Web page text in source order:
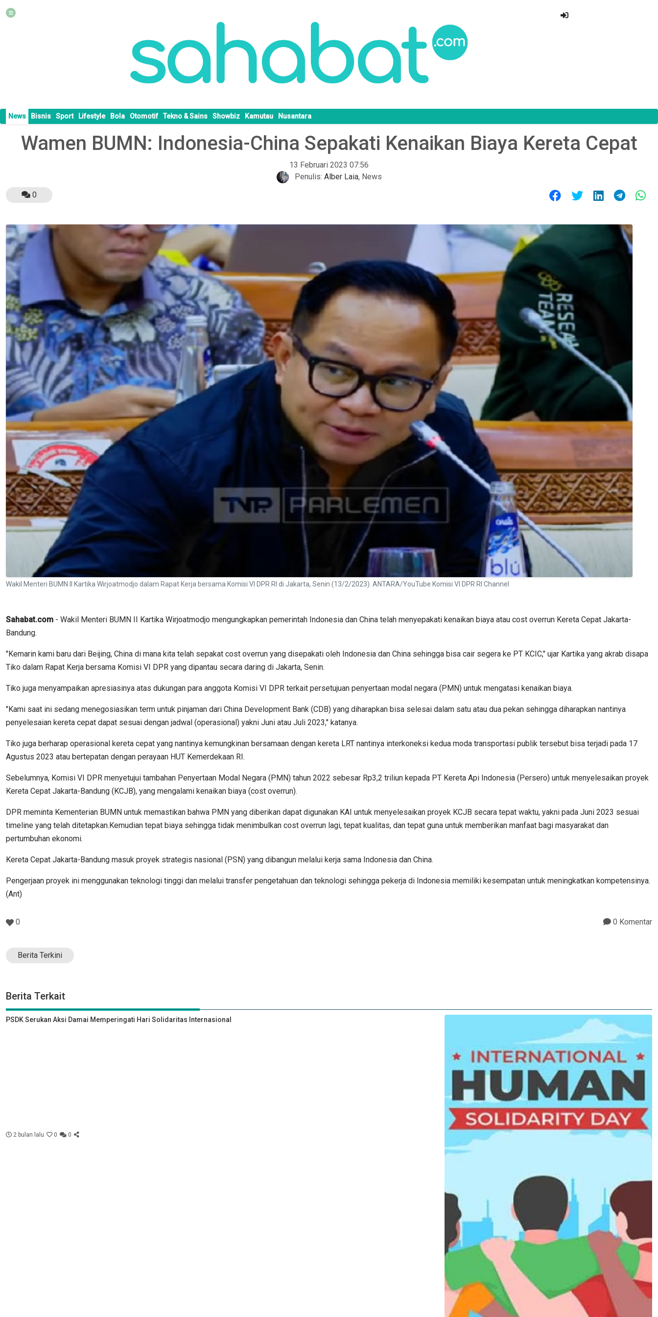
News Bisnis Sport Lifestyle Bola Otomotif Tekno & Sains Showbiz Kamutau Nusantara
Wamen BUMN: Indonesia-China Sepakati Kenaikan Biaya Kereta Cepat
13 Februari 2023 07:56
Penulis: Alber Laia, News
0
Wakil Menteri BUMN II Kartika Wirjoatmodjo dalam Rapat Kerja bersama Komisi VI DPR RI di Jakarta, Senin (13/2/2023). ANTARA/YouTube Komisi VI DPR RI Channel
Sahabat.com - Wakil Menteri BUMN II Kartika Wirjoatmodjo mengungkapkan pemerintah Indonesia dan China telah menyepakati kenaikan biaya atau cost overrun Kereta Cepat Jakarta-
Bandung.
"Kemarin kami baru dari Beijing, China di mana kita telah sepakat cost overrun yang disepakati oleh Indonesia dan China sehingga bisa cair segera ke PT KCIC," ujar Kartika yang akrab disapa
Tiko dalam Rapat Kerja bersama Komisi VI DPR yang dipantau secara daring di Jakarta, Senin.
Tiko juga menyampaikan apresiasinya atas dukungan para anggota Komisi VI DPR terkait persetujuan penyertaan modal negara (PMN) untuk mengatasi kenaikan biaya.
"Kami saat ini sedang menegosiasikan term untuk pinjaman dari China Development Bank (CDB) yang diharapkan bisa selesai dalam satu atau dua pekan sehingga diharapkan nantinya
penyelesaian kereta cepat dapat sesuai dengan jadwal (operasional) yakni Juni atau Juli 2023," katanya.
Tiko juga berharap operasional kereta cepat yang nantinya kemungkinan bersamaan dengan kereta LRT nantinya interkoneksi kedua moda transportasi publik tersebut bisa terjadi pada 17
Agustus 2023 atau bertepatan dengan perayaan HUT Kemerdekaan RI.
Sebelumnya, Komisi VI DPR menyetujui tambahan Penyertaan Modal Negara (PMN) tahun 2022 sebesar Rp3,2 triliun kepada PT Kereta Api Indonesia (Persero) untuk menyelesaikan proyek
Kereta Cepat Jakarta-Bandung (KCJB), yang mengalami kenaikan biaya (cost overrun).
DPR meminta Kementerian BUMN untuk memastikan bahwa PMN yang diberikan dapat digunakan KAI untuk menyelesaikan proyek KCJB secara tepat waktu, yakni pada Juni 2023 sesuai
timeline yang telah ditetapkan.Kemudian tepat biaya sehingga tidak menimbulkan cost overrun lagi, tepat kualitas, dan tepat guna untuk memberikan manfaat bagi masyarakat dan
pertumbuhan ekonomi.
Kereta Cepat Jakarta-Bandung masuk proyek strategis nasional (PSN) yang dibangun melalui kerja sama Indonesia dan China.
Pengerjaan proyek ini menggunakan teknologi tinggi dan melalui transfer pengetahuan dan teknologi sehingga pekerja di Indonesia memiliki kesempatan untuk meningkatkan kompetensinya.
(Ant)
0 0 Komentar
Berita Terkini
Berita Terkait
PSDK Serukan Aksi Damai Memperingati Hari Solidaritas Internasional
2 bulan lalu 0 0